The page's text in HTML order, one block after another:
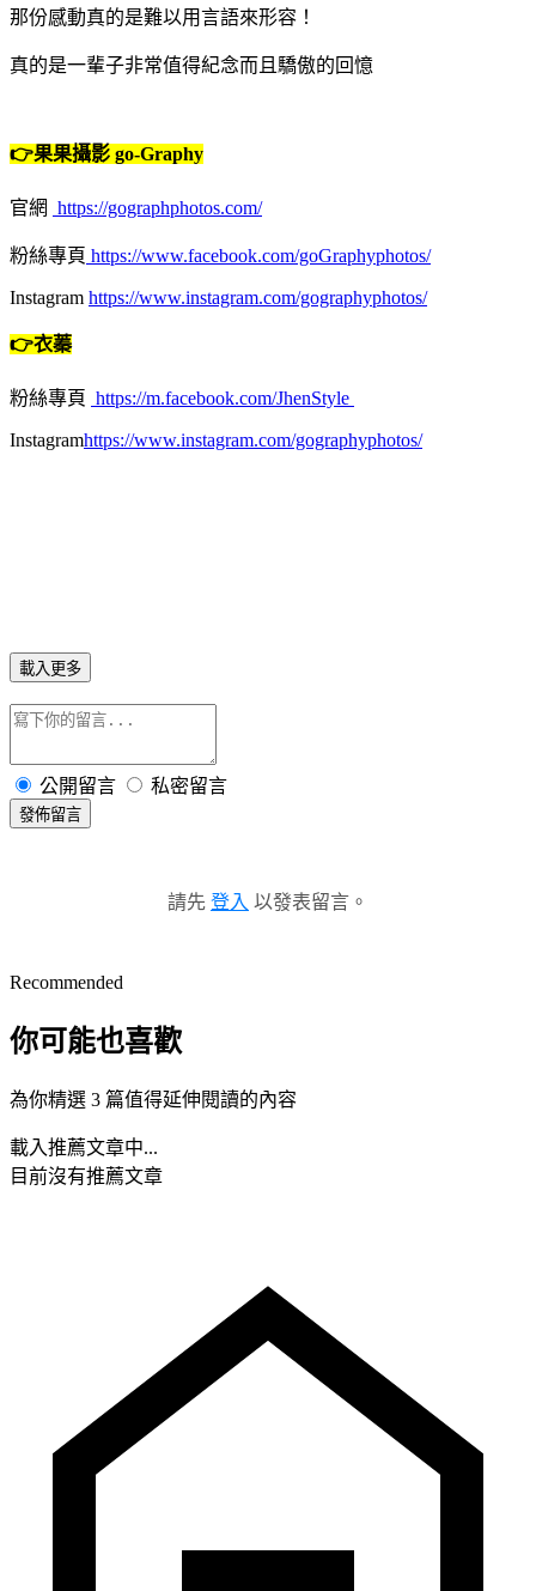
那份感動真的是難以用言語來形容！
真的是一輩子非常值得紀念而且驕傲的回憶
👉果果攝影 go-Graphy
官網 https://gographphotos.com/
粉絲專頁 https://www.facebook.com/goGraphyphotos/
Instagram https://www.instagram.com/gographyphotos/
👉衣蓁
粉絲專頁 https://m.facebook.com/JhenStyle
Instagramhttps://www.instagram.com/gographyphotos/
載入更多
公開留言 私密留言
發佈留言
請先 登入 以發表留言。
Recommended
你可能也喜歡
為你精選 3 篇值得延伸閱讀的內容
載入推薦文章中...
目前沒有推薦文章